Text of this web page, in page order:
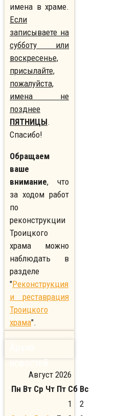
имена в храме.
Если
записываете на
субботу или
воскресенье,
присылайте,
пожалуйста,
имена не
позднее
ПЯТНИЦЫ.
Спасибо!
Обращаем
ваше
внимание, что
за ходом работ
по
реконструкции
Троицкого
храма можно
наблюдать в
разделе
"Реконструкция
и реставрация
Троицкого
храма".
новостей
Август 2026
Пн Вт Ср Чт Пт Сб Вс
1
2